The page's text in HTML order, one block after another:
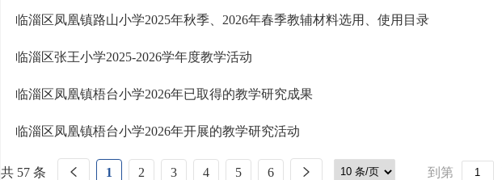
临淄区凤凰镇路山小学2025年秋季、2026年春季教辅材料选用、使用目录
临淄区张王小学2025-2026学年度教学活动
临淄区凤凰镇梧台小学2026年已取得的教学研究成果
临淄区凤凰镇梧台小学2026年开展的教学研究活动
共 57 条 1 2 3 4 5 6 到第